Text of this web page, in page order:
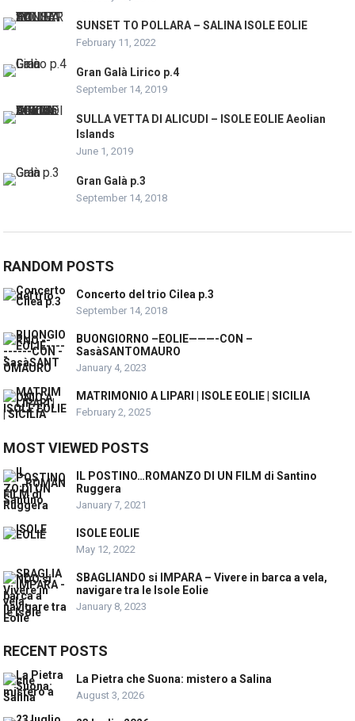
SUNSET TO POLLARA – SALINA ISOLE EOLIE
February 11, 2022
Gran Galà Lirico p.4
September 14, 2019
SULLA VETTA DI ALICUDI – ISOLE EOLIE Aeolian
Islands
June 1, 2019
Gran Galà p.3
September 14, 2018
RANDOM POSTS
Concerto del trio Cilea p.3
September 14, 2018
BUONGIORNO –EOLIE———-CON –
SasàSANTOMAURO
January 4, 2023
MATRIMONIO A LIPARI | ISOLE EOLIE | SICILIA
February 2, 2025
MOST VIEWED POSTS
IL POSTINO…ROMANZO DI UN FILM di Santino
Ruggera
January 7, 2021
ISOLE EOLIE
May 12, 2022
SBAGLIANDO si IMPARA – Vivere in barca a vela,
navigare tra le Isole Eolie
January 8, 2023
RECENT POSTS
La Pietra che Suona: mistero a Salina
August 3, 2026